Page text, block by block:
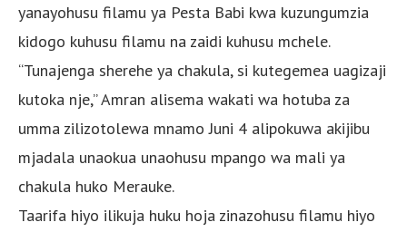
yanayohusu filamu ya Pesta Babi kwa kuzungumzia
kidogo kuhusu filamu na zaidi kuhusu mchele.
“Tunajenga sherehe ya chakula, si kutegemea uagizaji
kutoka nje,” Amran alisema wakati wa hotuba za
umma zilizotolewa mnamo Juni 4 alipokuwa akijibu
mjadala unaokua unaohusu mpango wa mali ya
chakula huko Merauke.
Taarifa hiyo ilikuja huku hoja zinazohusu filamu hiyo